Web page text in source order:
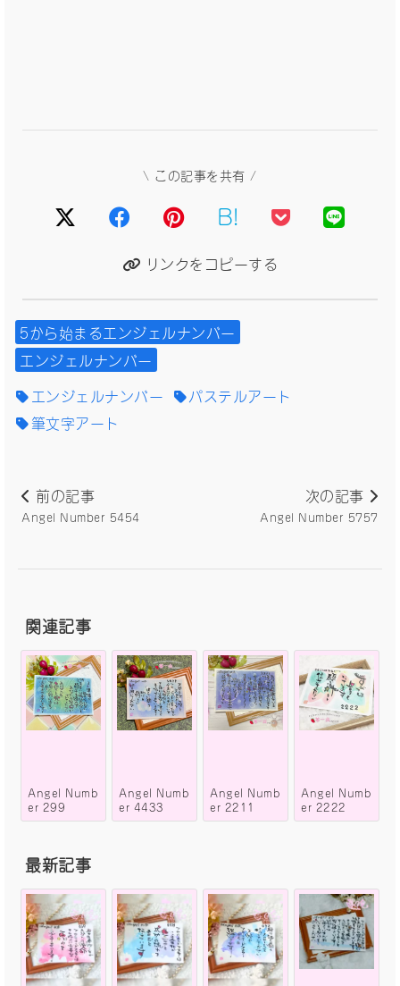
\ この記事を共有 /
B!
リンクをコピーする
5から始まるエンジェルナンバー
エンジェルナンバー
エンジェルナンバー
パステルアート
筆文字アート
前の記事
Angel Number 5454
次の記事
Angel Number 5757
関連記事
Angel Numb
er 299
Angel Numb
er 4433
Angel Numb
er 2211
Angel Numb
er 2222
最新記事